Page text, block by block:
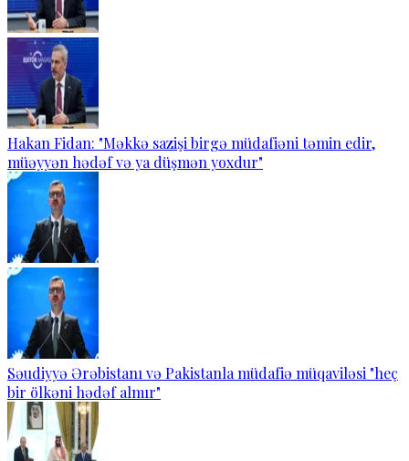
Hakan Fidan: "Məkkə sazişi birgə müdafiəni təmin edir,
müəyyən hədəf və ya düşmən yoxdur"
Səudiyyə Ərəbistanı və Pakistanla müdafiə müqaviləsi "heç
bir ölkəni hədəf almır"